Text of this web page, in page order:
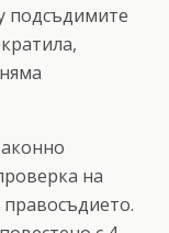
подсъдимите
на